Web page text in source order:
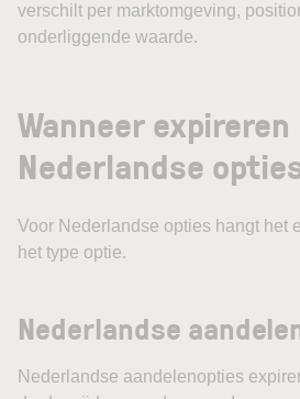
verschilt per marktomgeving,
onderliggende waarde.
Wanneer expireren
Nederlandse
Voor Nederlandse opties hangt het
het type optie.
Nederlandse
Nederlandse aandelenopties